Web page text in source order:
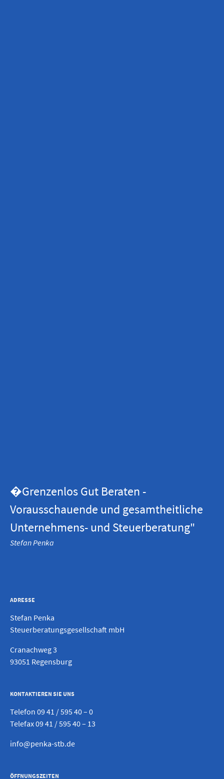
�Grenzenlos Gut Beraten -
Vorausschauende und gesamtheitliche
Unternehmens- und Steuerberatung"
Stefan Penka
ADRESSE
Stefan Penka
Steuerberatungsgesellschaft mbH
Cranachweg 3
93051 Regensburg
KONTAKTIEREN SIE UNS
Telefon 09 41 / 595 40 – 0
Telefax 09 41 / 595 40 – 13
info@penka-stb.de
ÖFFNUNGSZEITEN